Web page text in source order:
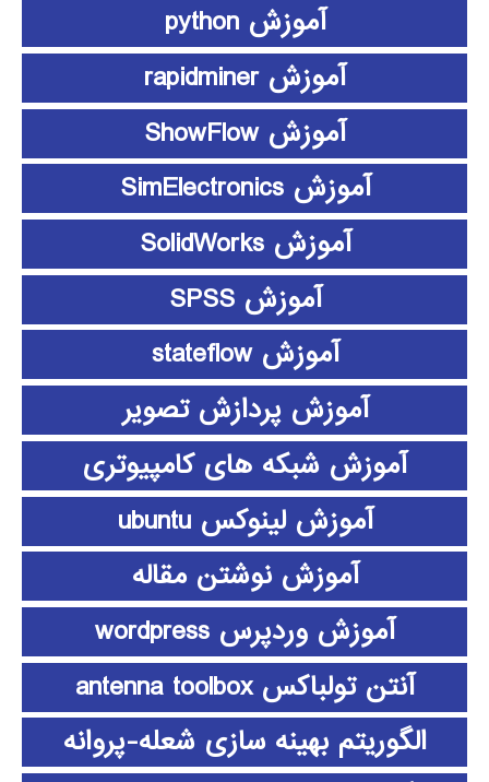
آموزش python
آموزش rapidminer
آموزش ShowFlow
آموزش SimElectronics
آموزش SolidWorks
آموزش SPSS
آموزش stateflow
آموزش پردازش تصویر
آموزش شبکه های کامپیوتری
آموزش لینوکس ubuntu
آموزش نوشتن مقاله
آموزش وردپرس wordpress
آنتن تولباکس antenna toolbox
الگوریتم بهینه سازی شعله-پروانه